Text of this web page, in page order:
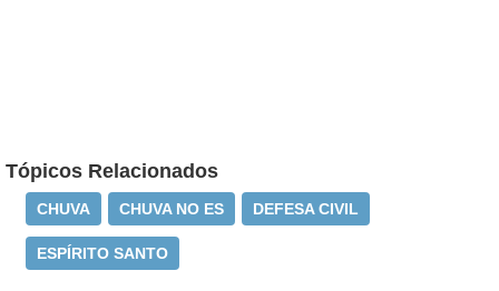
Tópicos Relacionados
CHUVA CHUVA NO ES DEFESA CIVIL
ESPÍRITO SANTO